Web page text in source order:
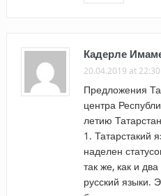
Кадерле
20.04.2019 at 22:30
Предложения
центра
летию
1. Татарстакий
наделен
так же, как и
русский языки.